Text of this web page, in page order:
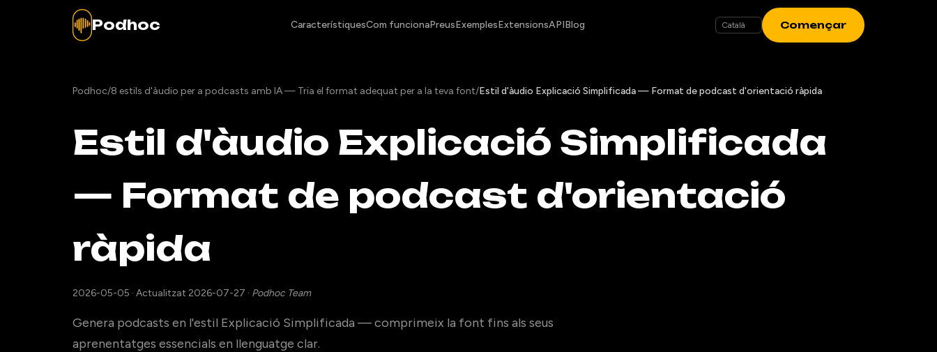
Podhoc CaracterístiquesCom funcionaPreusExemplesExtensionsAPIBlog Començar
Podhoc/8 estils d'àudio per a podcasts amb IA — Tria el format adequat per a la teva font/Estil d'àudio Explicació Simplificada — Format de podcast d'orientació ràpida
Estil d'àudio Explicació Simplificada
— Format de podcast d'orientació
ràpida
2026-05-05 · Actualitzat 2026-07-27 · Podhoc Team
Genera podcasts en l'estil Explicació Simplificada — comprimeix la font fins als seus
aprenentatges essencials en llenguatge clar.